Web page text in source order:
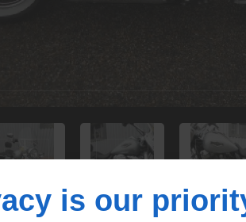
is our